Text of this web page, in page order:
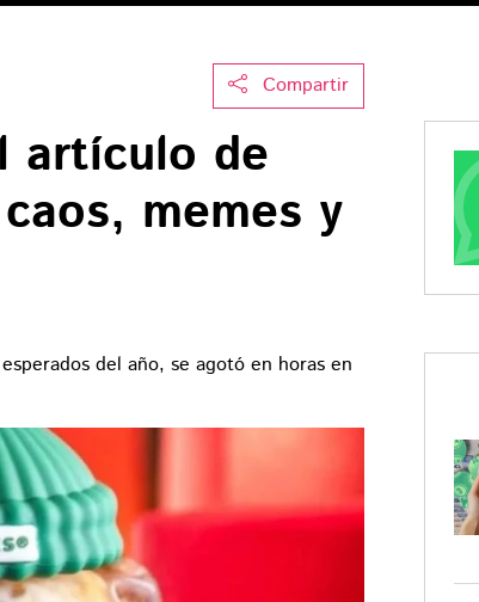
Compartir
artículo de
memes y
del año, se agotó en horas en